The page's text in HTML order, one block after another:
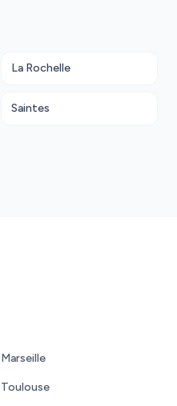
La Rochelle
Saintes
Marseille
Toulouse